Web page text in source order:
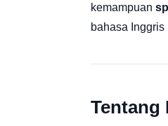
kemampuan
bahasa
Tentang